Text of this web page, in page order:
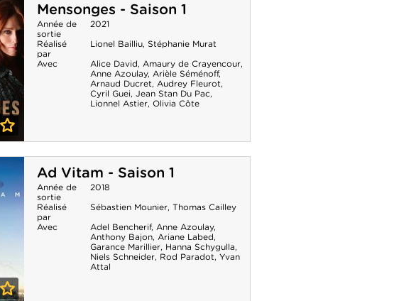
Mensonges - Saison 1
Année de
sortie
2021
Réalisé
par
Lionel Bailliu, Stéphanie Murat
Avec
Alice David, Amaury de Crayencour,
Anne Azoulay, Arièle Séménoff,
Arnaud Ducret, Audrey Fleurot,
Cyril Guei, Jean Stan Du Pac,
Lionnel Astier, Olivia Côte
Ad Vitam - Saison 1
Année de
sortie
2018
Réalisé
par
Sébastien Mounier, Thomas Cailley
Avec
Adel Bencherif, Anne Azoulay,
Anthony Bajon, Ariane Labed,
Garance Marillier, Hanna Schygulla,
Niels Schneider, Rod Paradot, Yvan
Attal